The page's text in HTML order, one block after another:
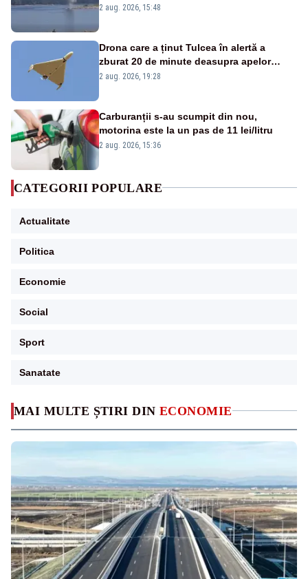
MAI MULTE ȘTIRI DIN ECONOMIE
detonările luni – VIDEO
2 aug. 2026, 15:48
Drona care a ținut Tulcea în alertă a
zburat 20 de minute deasupra apelor
României. Au fost ridicate două F-16
2 aug. 2026, 19:28
Carburanții s-au scumpit din nou,
motorina este la un pas de 11 lei/litru
2 aug. 2026, 15:36
CATEGORII POPULARE
Actualitate
Politica
Economie
Social
Sport
Sanatate